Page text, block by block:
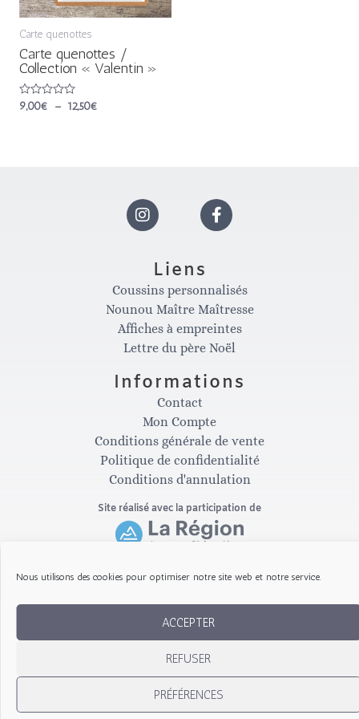
Nous utilisons des cookies pour optimiser notre site web et notre service.
ACCEPTER
REFUSER
PRÉFÉRENCES
Carte quenottes
Carte quenottes /
Collection « Valentin »
Note
9,00€ – 12,50€
I
n
s
t
a
g
r
a
m
F
c
e
b
o
o
k
-
f
Liens
Coussins personnalisés
Nounou Maître Maîtresse
Affiches à empreintes
Lettre du père Noël
Informations
Contact
Mon Compte
Conditions générale de vente
Politique de confidentialité
Conditions d'annulation
Site réalisé avec la participation de
Copyright © 2026 Les Gribouillis d'Arthur